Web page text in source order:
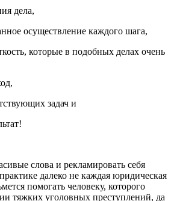
дела,
осуществление каждого шага,
которые в подобных делах очень
задач и
слова и рекламировать себя
далеко не каждая юридическая
помогать человеку, которого
тяжких уголовных преступлений, да